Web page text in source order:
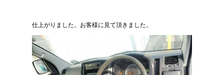
仕上がりました。お客様に見て頂きました。